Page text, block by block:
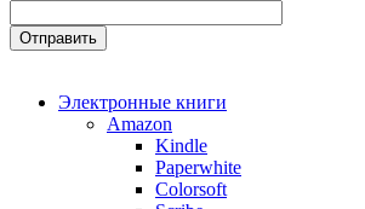
Электронные книги
Amazon
Kindle
Paperwhite
Colorsoft